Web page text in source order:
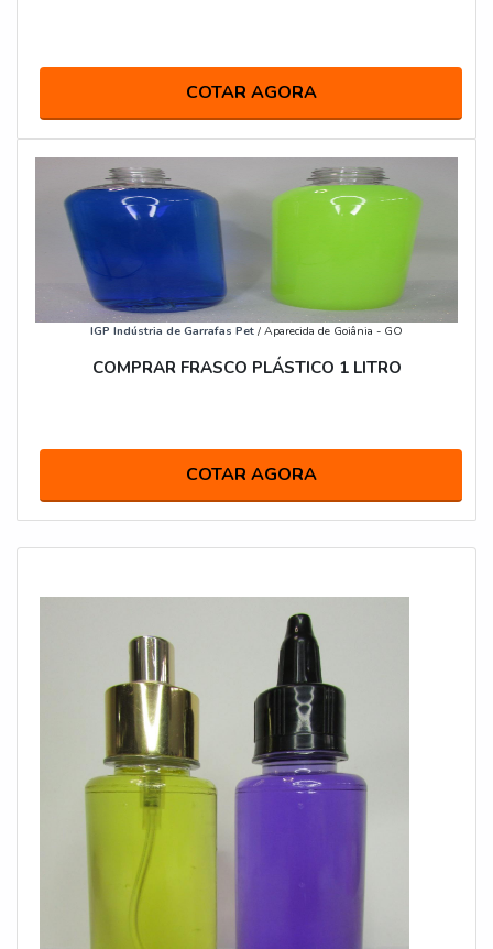
COTAR AGORA
IGP Indústria de Garrafas Pet / Aparecida de Goiânia - GO
COMPRAR FRASCO PLÁSTICO 1 LITRO
COTAR AGORA